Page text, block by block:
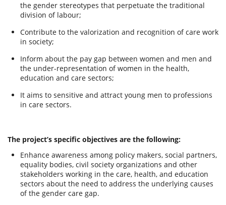
the gender stereotypes that perpetuate the traditional
division of labour;
Contribute to the valorization and recognition of care work
in society;
Inform about the pay gap between women and men and
the under-representation of women in the health,
education and care sectors;
It aims to sensitive and attract young men to professions
in care sectors.
The project’s specific objectives are the following:
Enhance awareness among policy makers, social partners,
equality bodies, civil society organizations and other
stakeholders working in the care, health, and education
sectors about the need to address the underlying causes
of the gender care gap.